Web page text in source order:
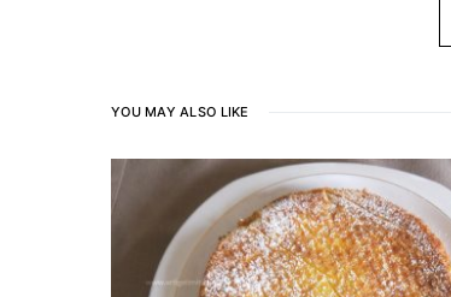
YOU MAY ALSO LIKE